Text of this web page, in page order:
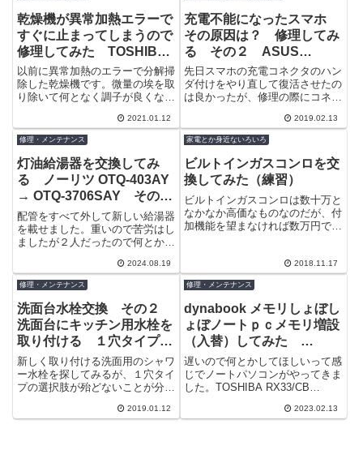
乾燥機が異常加熱エラーで
すぐに止まってしまうので
修理してみた TOSHIBA
ED-D45X7(H) Laundrier
4.5 その２
以前に異常加熱のエラーで分解掃
除した乾燥機です。微量の埃を取
り除いて何となく調子が良くなっ
量の埃でエラーはおかしい。最近
またエラー...
2021.01.12
充電不能になったスマホ
その原因は？ 修理してみ
る その２ ASUS
ZenFone 3 Laser CE0560
(Z015DA or ZC551KL)
先日スマホの充電コネクタのハン
ダ付けをやり直して復活させたの
は良かったが、修理の際にコネク
です。詳細は下記のリンクを見て
ください。...
2019.02.13
修理・メンテナンス
灯油給湯器を交換してみ
る ノーリツ OTQ-403AY
→ OTQ-3706SAY その
２ 後継機を設置してみた
配管をすべて外して新しい給湯器
を載せました。重いので苦労はし
ましたが２人だったので何とか載
外した給湯器を下す時は、少しで
も軽くなる...
2024.08.19
家電とか身近ないろいろ
ビルトインガスコンロを交
換してみた（練習）
ビルトインガスコンロは数十万と
なかなか高価なものなのだが、付
加機能を望まなければ数万円で手
2018.11.17
修理・メンテナンス
洗面台水栓交換 その２
洗面台にキッチン用水栓を
取り付ける １穴タイプ
INAX 浄水器内蔵シングル
レバー混合水栓 RJF-771Y
新しく取り付ける洗面用のシャワ
ー水栓を探してみるが、１穴タイ
プの選択肢が殆どないことが分か
やたら不味く感じていたのでこれ
2019.01.12
修理・メンテナンス
dynabook メモリしょぼし
ょぼノートｐｃメモリ増設
（入替）してみた
TOSHIBA RX33/CB
PRX33CBPNJB
PORTEGE R30-D Series
遅いので何とかしてほしいって感
じでノートパソコンがやってきま
した。TOSHIBA RX33/CB
2023.02.13